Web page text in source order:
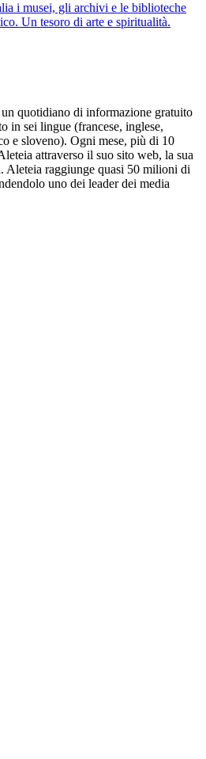
i musei, gli archivi e le biblioteche
Un tesoro di arte e spiritualità.
quotidiano di informazione gratuito
in sei lingue (francese, inglese,
e sloveno). Ogni mese, più di 10
attraverso il suo sito web, la sua
Aleteia raggiunge quasi 50 milioni di
uno dei leader dei media